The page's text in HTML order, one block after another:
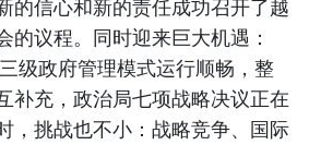
的信心和新的责任成功召开了越
的议程。同时迎来巨大机遇：
级政府管理模式运行顺畅，整
补充，政治局七项战略决议正在
，挑战也不小：战略竞争、国际